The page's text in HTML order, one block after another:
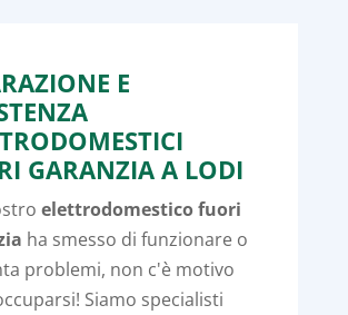
E
GARANZIA A LODI
elettrodomestico fuori
ha smesso di funzionare o
problemi, non c'è motivo
Siamo specialisti